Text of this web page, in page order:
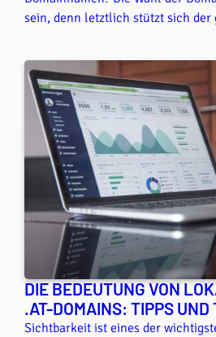
sein, denn letztlich stützt sich der
zum perfekten Domainnamen
glänzt.
DIE BEDEUTUNG VON
.AT-DOMAINS: TIPPS UND
Sichtbarkeit ist eines der